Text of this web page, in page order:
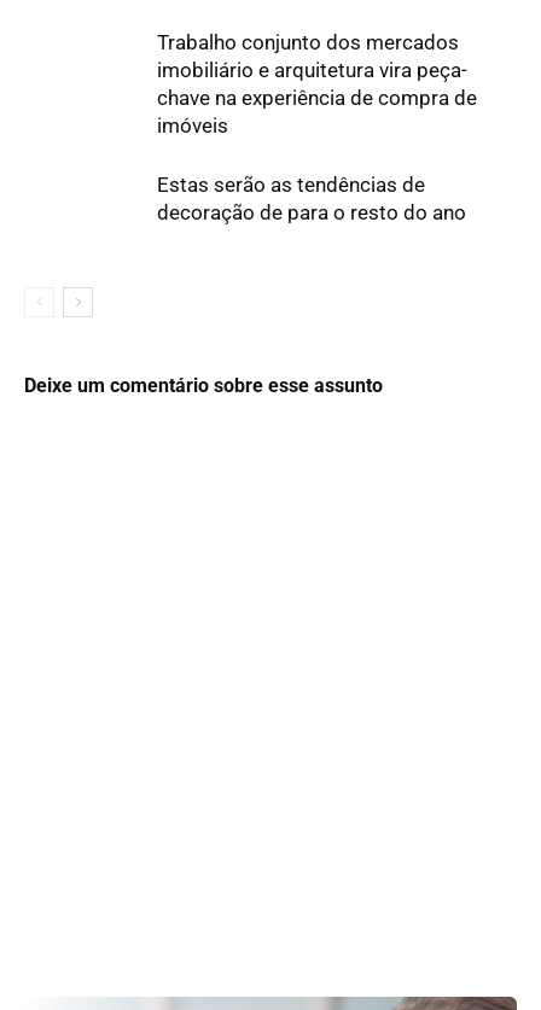
Trabalho conjunto dos mercados
imobiliário e arquitetura vira peça-
chave na experiência de compra de
imóveis
Estas serão as tendências de
decoração de para o resto do ano
Deixe um comentário sobre esse assunto